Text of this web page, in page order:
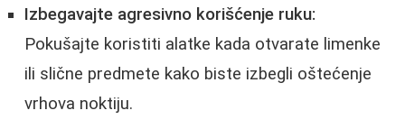
Izbegavajte agresivno korišćenje ruku:
Pokušajte koristiti alatke kada otvarate limenke
ili slične predmete kako biste izbegli oštećenje
vrhova noktiju.